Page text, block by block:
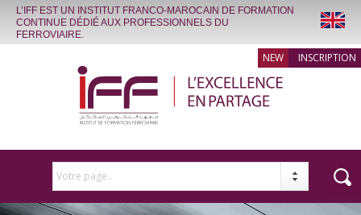
L’IFF EST UN INSTITUT FRANCO-MAROCAIN DE FORMATION
CONTINUE DÉDIÉ AUX PROFESSIONNELS DU
FERROVIAIRE.
INSCRIPTION
Votre page..